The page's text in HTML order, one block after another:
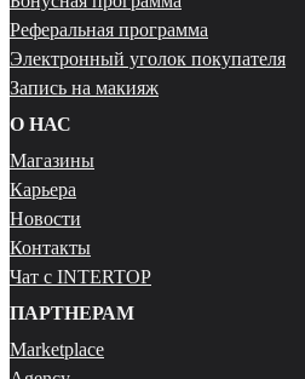
Реферальная программа
Электронный уголок покупателя
Запись на макияж
О НАС
Магазины
Карьера
Новости
Контакты
Чат с INTERTOP
ПАРТНЕРАМ
Marketplace